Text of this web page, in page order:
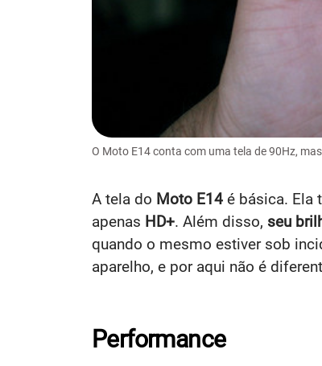
O Moto E14 conta com uma tela de 90Hz,
A tela do Moto E14 é básica. Ela
apenas HD+. Além disso, seu
quando o mesmo estiver sob
aparelho, e por aqui não é
Performance